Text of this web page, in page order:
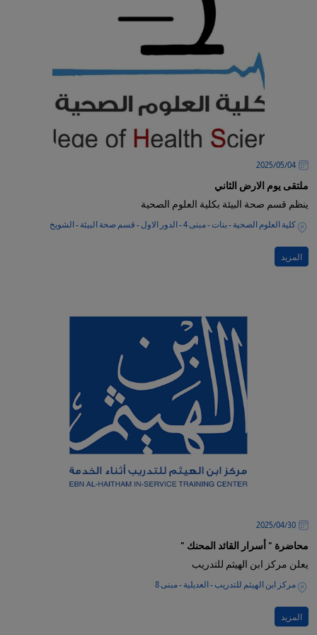
04‏/05‏/2025
ملتقى يوم الارض الثاني
ينظم قسم صحة البيئة بكلية العلوم الصحية
كلية العلوم الصحية - بنات - مبنى 4 - الدور الاول - قسم صحة البيئة - الشويخ
المزيد
30‏/04‏/2025
محاضرة " أسرار القائد المحنك "
يعلن مركز ابن الهيثم للتدريب
مركز ابن الهيثم للتدريب - العديلية - مبنى 8
المزيد